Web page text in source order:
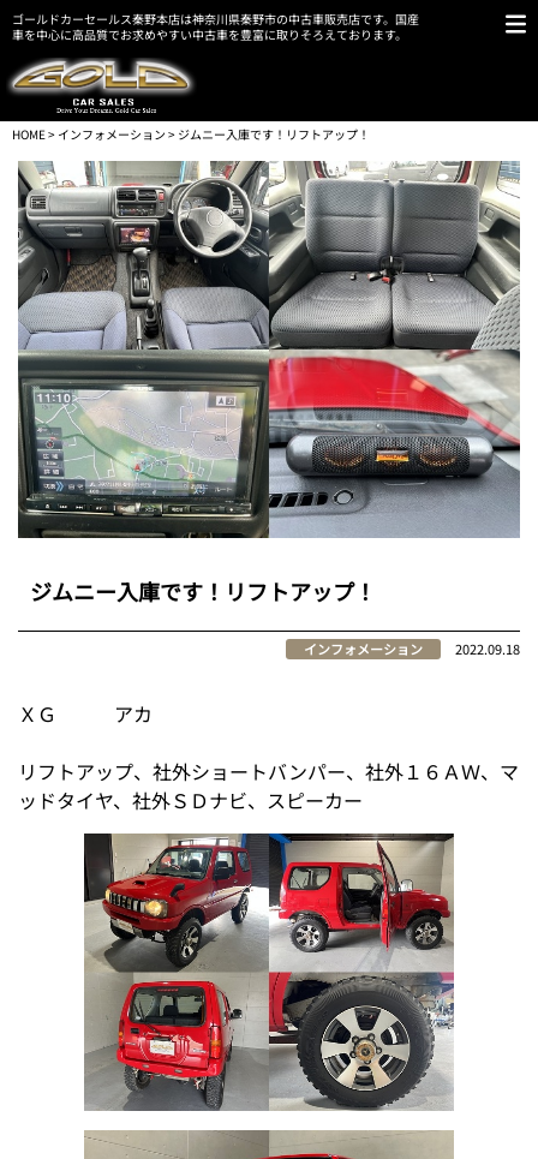
ゴールドカーセールス秦野本店は神奈川県秦野市の中古車販売店です。国産
車を中心に高品質でお求めやすい中古車を豊富に取りそろえております。
HOME> インフォメーション > ジムニー入庫です！リフトアップ！
ジムニー入庫です！リフトアップ！
インフォメーション 2022.09.18
ＸＧ アカ
リフトアップ、社外ショートバンパー、社外１６ＡＷ、マ
ッドタイヤ、社外ＳＤナビ、スピーカー